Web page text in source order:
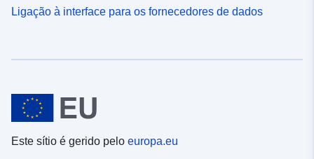
Ligação à interface para os fornecedores de dados
Este sítio é gerido pelo europa.eu